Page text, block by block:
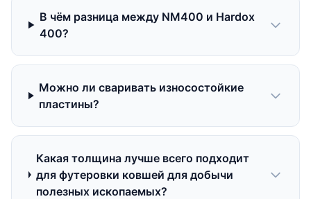
В чём разница между NM400 и Hardox
400?
Можно ли сваривать износостойкие
пластины?
Какая толщина лучше всего подходит
для футеровки ковшей для добычи
полезных ископаемых?